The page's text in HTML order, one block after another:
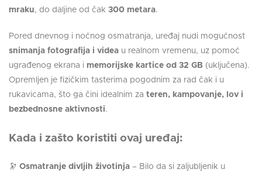
mraku, do daljine od čak 300 metara.
Pored dnevnog i noćnog osmatranja, uređaj nudi mogućnost
snimanja fotografija i videa u realnom vremenu, uz pomoć
ugrađenog ekrana i memorijske kartice od 32 GB (uključena).
Opremljen je fizičkim tasterima pogodnim za rad čak i u
rukavicama, što ga čini idealnim za teren, kampovanje, lov i
bezbednosne aktivnosti.
Kada i zašto koristiti ovaj uređaj:
🔭 Osmatranje divljih životinja – Bilo da si zaljubljenik u